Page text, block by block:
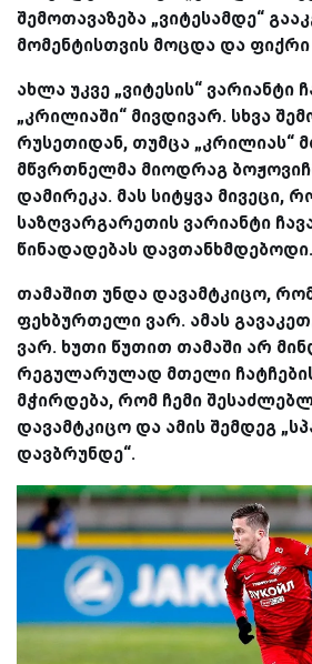
შემოთავაზება „ვიტესამდე“
მომენტისთვის მოცდა და ფიქრი
ახლა უკვე „ვიტესის“ ვარიანტი
„კრილიაში“ მივდივარ. სხვა
რუსეთიდან, თუმცა „კრილიას“
მწვრთნელმა მიოდრაგ
დამირეკა. მას სიტყვა მივეცი,
საზღვარგარეთის ვარიანტი
წინადადებას დავთანხმდებოდი.
თამაშით უნდა დავამტკიცო,
ფეხბურთელი ვარ. ამას
ვარ. ხუთი წუთით თამაში არ
რეგულარულად მთელი
მჭირდება, რომ ჩემი
დავამტკიცო და ამის შემდეგ
დავბრუნდე“.